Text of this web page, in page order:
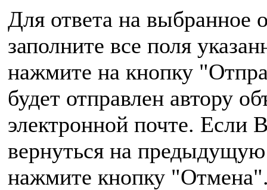
Для ответа на выбранное
заполните все поля
нажмите на кнопку
будет отправлен автору
электронной почте. Если
вернуться на
нажмите кнопку